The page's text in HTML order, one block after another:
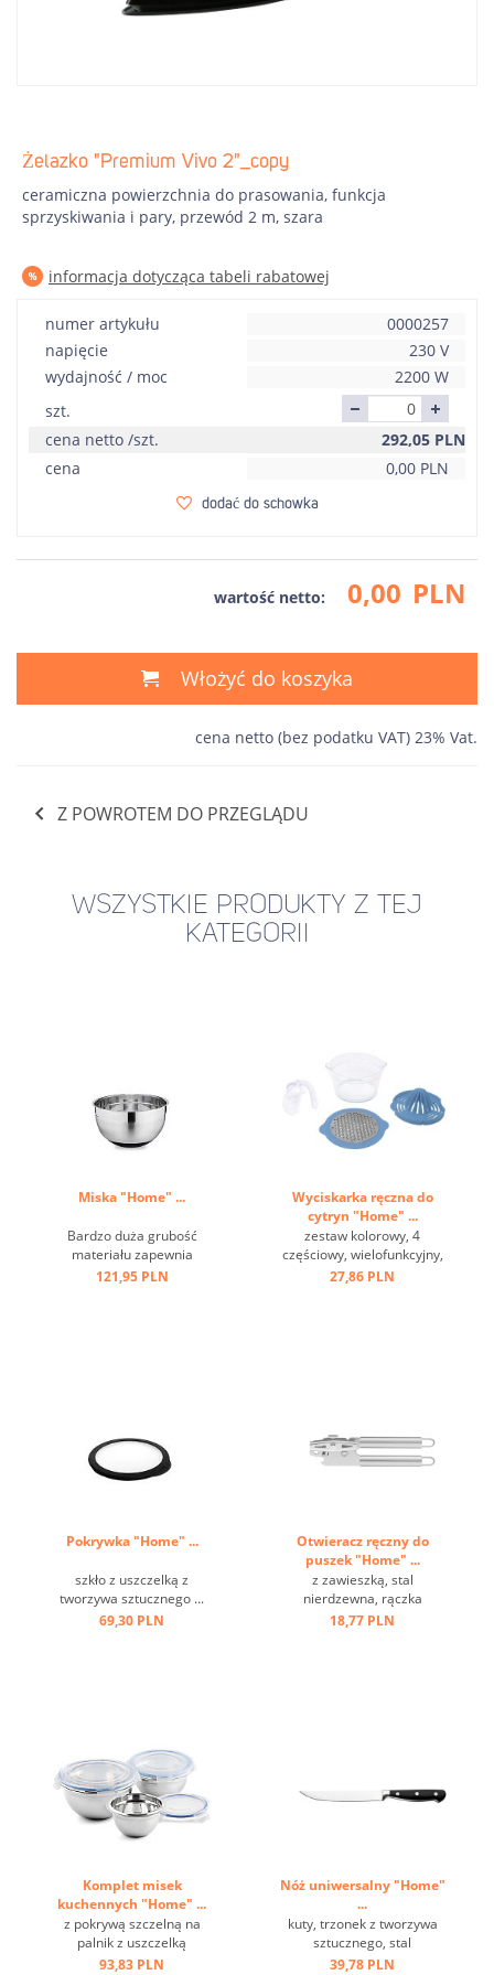
Żelazko "Premium Vivo 2"_copy
ceramiczna powierzchnia do prasowania, funkcja
sprzyskiwania i pary, przewód 2 m, szara
informacja dotycząca tabeli rabatowej
numer artykułu
0000257
napięcie
230 V
wydajność / moc
2200 W
szt.
cena netto /szt.
292,05 PLN
cena
0,00 PLN
dodać do schowka
wartość netto: 0,00 PLN
Włożyć do koszyka
cena netto (bez podatku VAT) 23% Vat.
Z POWROTEM DO PRZEGLĄDU
WSZYSTKIE PRODUKTY Z TEJ
KATEGORII
Miska "Home" ...
Bardzo duża grubość
materiału zapewnia
optymalną stabilność i
121,95 PLN
Wyciskarka ręczna do
cytryn "Home" ...
zestaw kolorowy, 4
częściowy, wielofunkcyjny,
w pudełku ...
27,86 PLN
Pokrywka "Home" ...
szkło z uszczelką z
tworzywa sztucznego ...
69,30 PLN
Otwieracz ręczny do
puszek "Home" ...
z zawieszką, stal
nierdzewna, rączka
wydrążona ...
18,77 PLN
Komplet misek
kuchennych "Home" ...
z pokrywą szczelną na
palnik z uszczelką
silikonową, częściowo
93,83 PLN
Nóż uniwersalny "Home"
...
kuty, trzonek z tworzywa
sztucznego, stal
milibdenowa ...
39,78 PLN